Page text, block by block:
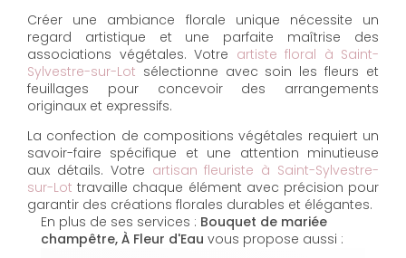
Créer une ambiance florale unique nécessite un
regard artistique et une parfaite maîtrise des
associations végétales. Votre artiste floral à Saint-
Sylvestre-sur-Lot sélectionne avec soin les fleurs et
feuillages pour concevoir des arrangements
originaux et expressifs.
La confection de compositions végétales requiert un
savoir-faire spécifique et une attention minutieuse
aux détails. Votre artisan fleuriste à Saint-Sylvestre-
sur-Lot travaille chaque élément avec précision pour
garantir des créations florales durables et élégantes.
En plus de ses services : Bouquet de mariée
champêtre, À Fleur d'Eau vous propose aussi :